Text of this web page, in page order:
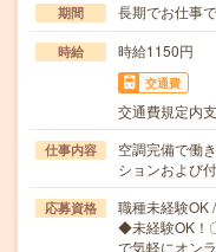
期間 長期でお仕事
時給 時給1150円
交通費
交通費規定内
仕事内容
空調完備で働
ションおよび
応募資格
職種未経験OK
◆未経験OK！
で気軽にオン